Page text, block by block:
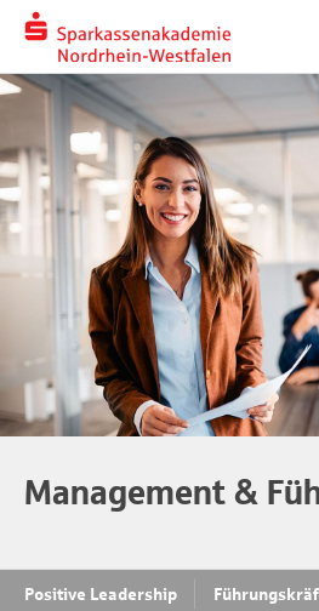
Management &
Positive Leadership